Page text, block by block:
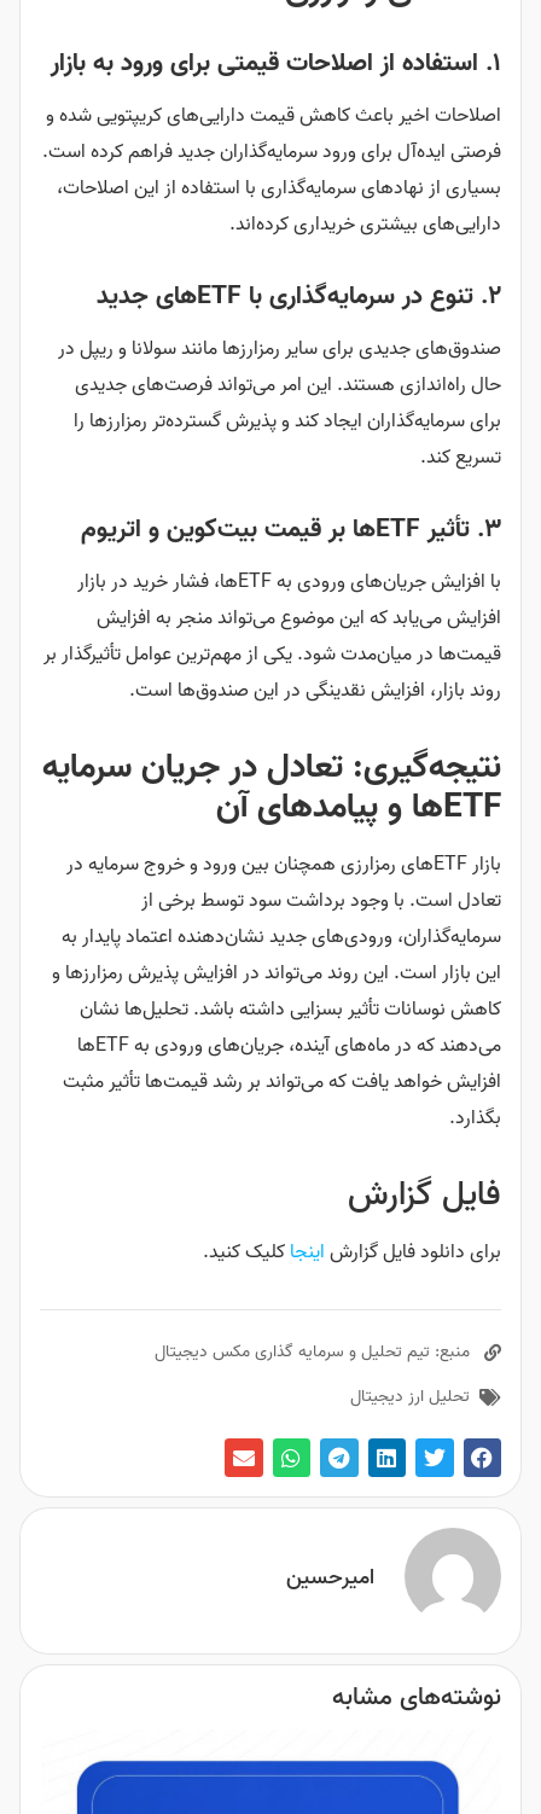
۱. استفاده از اصلاحات قیمتی برای ورود به بازار
اصلاحات اخیر باعث کاهش قیمت دارایی‌های کریپتویی شده و
فرصتی ایده‌آل برای ورود سرمایه‌گذاران جدید فراهم کرده است.
بسیاری از نهادهای سرمایه‌گذاری با استفاده از این اصلاحات،
دارایی‌های بیشتری خریداری کرده‌اند.
۲. تنوع در سرمایه‌گذاری با ETFهای جدید
صندوق‌های جدیدی برای سایر رمزارزها مانند سولانا و ریپل در
حال راه‌اندازی هستند. این امر می‌تواند فرصت‌های جدیدی
برای سرمایه‌گذاران ایجاد کند و پذیرش گسترده‌تر رمزارزها را
تسریع کند.
۳. تأثیر ETFها بر قیمت بیت‌کوین و اتریوم
با افزایش جریان‌های ورودی به ETFها، فشار خرید در بازار
افزایش می‌یابد که این موضوع می‌تواند منجر به افزایش
قیمت‌ها در میان‌مدت شود. یکی از مهم‌ترین عوامل تأثیرگذار بر
روند بازار، افزایش نقدینگی در این صندوق‌ها است.
نتیجه‌گیری: تعادل در جریان سرمایه
ETFها و پیامدهای آن
بازار ETFهای رمزارزی همچنان بین ورود و خروج سرمایه در
تعادل است. با وجود برداشت سود توسط برخی از
سرمایه‌گذاران، ورودی‌های جدید نشان‌دهنده اعتماد پایدار به
این بازار است. این روند می‌تواند در افزایش پذیرش رمزارزها و
کاهش نوسانات تأثیر بسزایی داشته باشد. تحلیل‌ها نشان
می‌دهند که در ماه‌های آینده، جریان‌های ورودی به ETFها
افزایش خواهد یافت که می‌تواند بر رشد قیمت‌ها تأثیر مثبت
بگذارد.
فایل گزارش
برای دانلود فایل گزارشاینجاکلیک کنید.
منبع: تیم تحلیل و سرمایه گذاری مکس دیجیتال
تحلیل ارز دیجیتال
امیرحسین
نوشته‌های مشابه